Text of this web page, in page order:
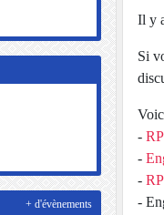
Il y
Si
-
-
-
-
+ d'évènements